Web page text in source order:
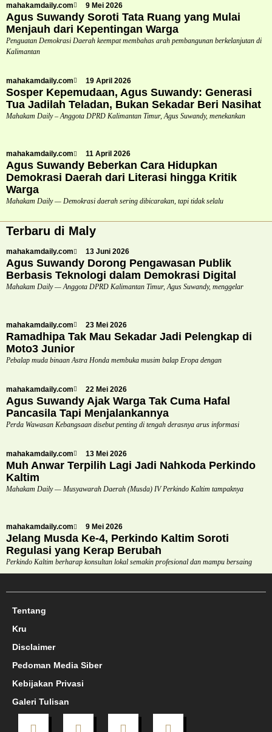
mahakamdaily.com 9 Mei 2026
Agus Suwandy Soroti Tata Ruang yang Mulai
Menjauh dari Kepentingan Warga
Penguatan Demokrasi Daerah keempat membahas arah pembangunan berkelanjutan di
Kalimantan
mahakamdaily.com 19 April 2026
Sosper Kepemudaan, Agus Suwandy: Generasi
Tua Jadilah Teladan, Bukan Sekadar Beri Nasihat
Mahakam Daily – Anggota DPRD Kalimantan Timur, Agus Suwandy, menekankan
mahakamdaily.com 11 April 2026
Agus Suwandy Beberkan Cara Hidupkan
Demokrasi Daerah dari Literasi hingga Kritik
Warga
Mahakam Daily — Demokrasi daerah sering dibicarakan, tapi tidak selalu
Terbaru di Maly
mahakamdaily.com 13 Juni 2026
Agus Suwandy Dorong Pengawasan Publik
Berbasis Teknologi dalam Demokrasi Digital
Mahakam Daily — Anggota DPRD Kalimantan Timur, Agus Suwandy, menggelar
mahakamdaily.com 23 Mei 2026
Ramadhipa Tak Mau Sekadar Jadi Pelengkap di
Moto3 Junior
Pebalap muda binaan Astra Honda membuka musim balap Eropa dengan
mahakamdaily.com 22 Mei 2026
Agus Suwandy Ajak Warga Tak Cuma Hafal
Pancasila Tapi Menjalankannya
Perda Wawasan Kebangsaan disebut penting di tengah derasnya arus informasi
mahakamdaily.com 13 Mei 2026
Muh Anwar Terpilih Lagi Jadi Nahkoda Perkindo
Kaltim
Mahakam Daily — Musyawarah Daerah (Musda) IV Perkindo Kaltim tampaknya
mahakamdaily.com 9 Mei 2026
Jelang Musda Ke-4, Perkindo Kaltim Soroti
Regulasi yang Kerap Berubah
Perkindo Kaltim berharap konsultan lokal semakin profesional dan mampu bersaing
Tentang
Kru
Disclaimer
Pedoman Media Siber
Kebijakan Privasi
Galeri Tulisan